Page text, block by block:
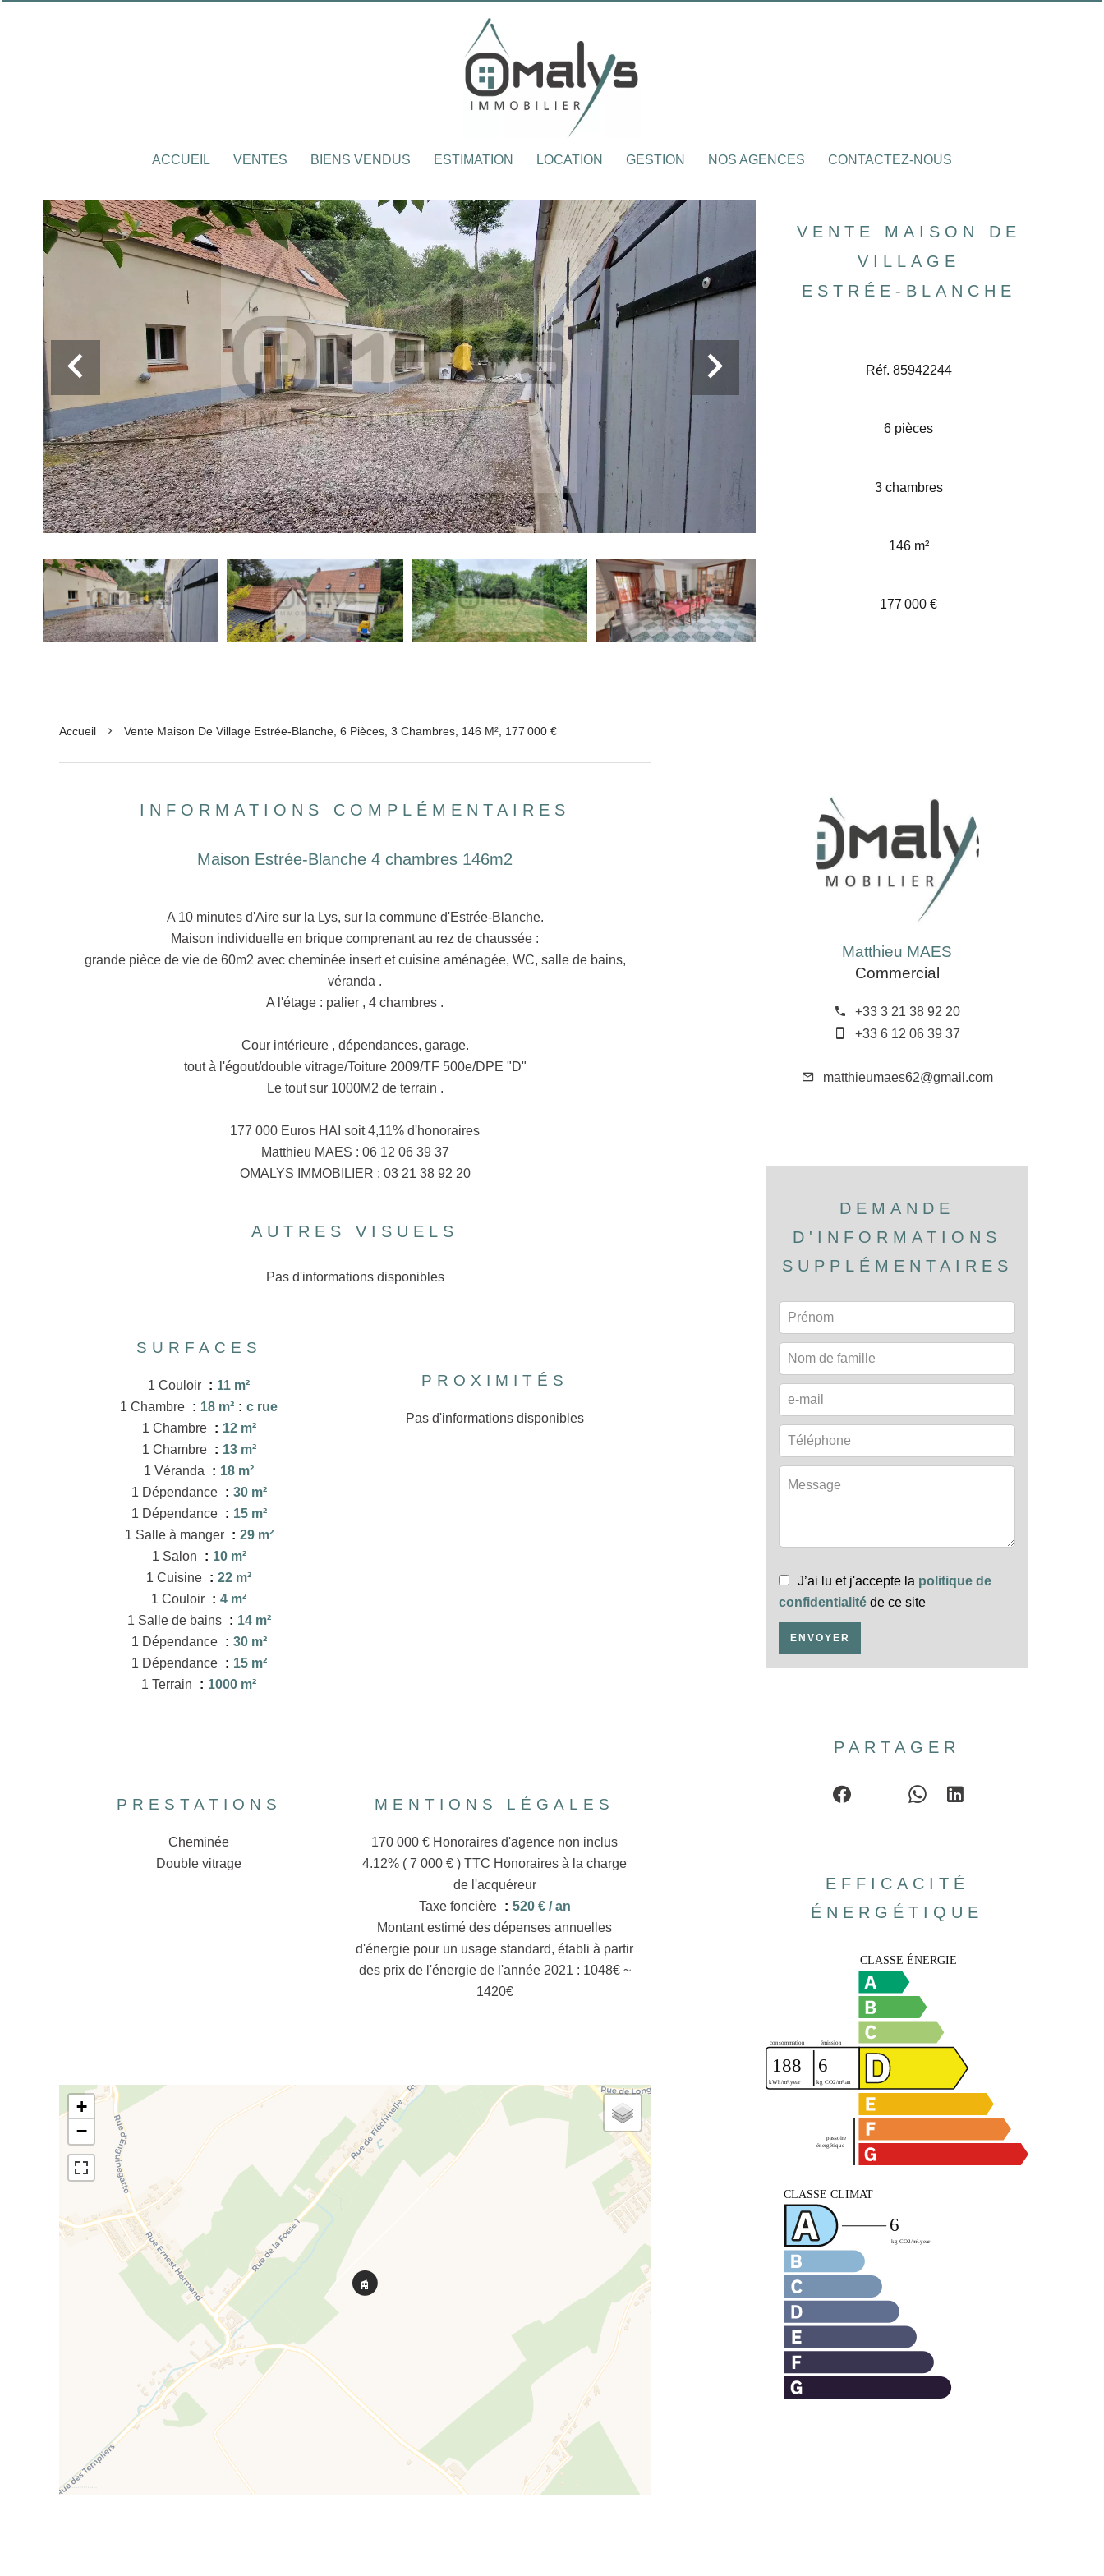
ACCUEIL VENTES BIENS VENDUS ESTIMATION LOCATION GESTION NOS AGENCES CONTACTEZ-NOUS
VENTE MAISON DE
VILLAGE
ESTRÉE-BLANCHE
Réf. 85942244
6 pièces
3 chambres
146 m²
177 000 €
Accueil Vente Maison De Village Estrée-Blanche, 6 Pièces, 3 Chambres, 146 M², 177 000 €
INFORMATIONS COMPLÉMENTAIRES
Maison Estrée-Blanche 4 chambres 146m2
A 10 minutes d'Aire sur la Lys, sur la commune d'Estrée-Blanche.
Maison individuelle en brique comprenant au rez de chaussée :
grande pièce de vie de 60m2 avec cheminée insert et cuisine aménagée, WC, salle de bains,
véranda .
A l'étage : palier , 4 chambres .
Cour intérieure , dépendances, garage.
tout à l'égout/double vitrage/Toiture 2009/TF 500e/DPE "D"
Le tout sur 1000M2 de terrain .
177 000 Euros HAI soit 4,11% d'honoraires
Matthieu MAES : 06 12 06 39 37
OMALYS IMMOBILIER : 03 21 38 92 20
AUTRES VISUELS
Pas d'informations disponibles
SURFACES
1 Couloir
11 m²
1 Chambre
18 m²
c rue
1 Chambre
12 m²
1 Chambre
13 m²
1 Véranda
18 m²
1 Dépendance
30 m²
1 Dépendance
15 m²
1 Salle à manger
29 m²
1 Salon
10 m²
1 Cuisine
22 m²
1 Couloir
4 m²
1 Salle de bains
14 m²
1 Dépendance
30 m²
1 Dépendance
15 m²
1 Terrain
1000 m²
PROXIMITÉS
Pas d'informations disponibles
PRESTATIONS
Cheminée
Double vitrage
MENTIONS LÉGALES
170 000 € Honoraires d'agence non inclus
4.12% ( 7 000 € ) TTC Honoraires à la charge
de l'acquéreur
Taxe foncière
520 € / an
Montant estimé des dépenses annuelles
d'énergie pour un usage standard, établi à partir
des prix de l'énergie de l'année 2021 : 1048€ ~
1420€
+
−
Matthieu MAES
Commercial
+33 3 21 38 92 20
+33 6 12 06 39 37
matthieumaes62@gmail.com
DEMANDE
D'INFORMATIONS
SUPPLÉMENTAIRES
J’ai lu et j'accepte la politique de
confidentialité de ce site
ENVOYER
PARTAGER
EFFICACITÉ
ÉNERGÉTIQUE